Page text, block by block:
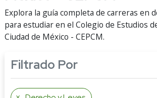
Explora la guía completa de carreras en
para estudiar en el Colegio de Estudios
Ciudad de México - CEPCM.
Filtrado Por